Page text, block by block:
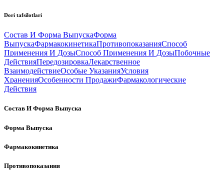
Dori tafsilotlari
Состав И Форма ВыпускаФорма
ВыпускаФармакокинетикаПротивопоказанияСпособ
Применения И ДозыСпособ Применения И ДозыПобочные
ДействияПередозировкаЛекарственное
ВзаимодействиеОсобые УказанияУсловия
ХраненияОсобенности ПродажиФармакологические
Действия
Состав И Форма Выпуска
Форма Выпуска
Фармакокинетика
Противопоказания